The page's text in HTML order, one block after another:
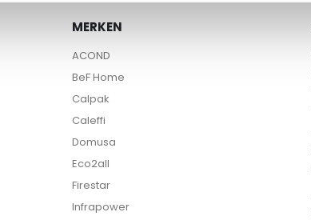
MERKEN
ACOND
BeF Home
Calpak
Caleffi
Domusa
Eco2all
Firestar
Infrapower